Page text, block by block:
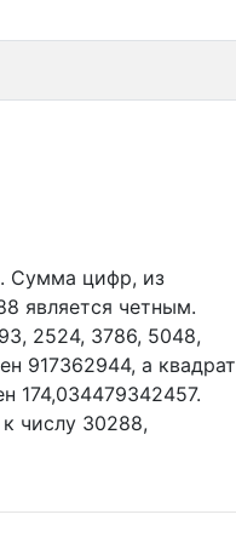
Сумма цифр, из
является четным.
2524, 3786, 5048,
917362944, а квадрат
174,034479342457.
числу 30288,